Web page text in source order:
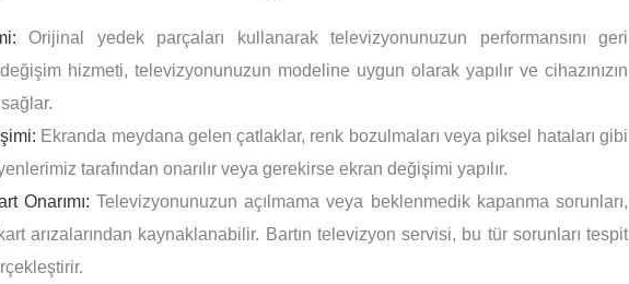
Orijinal yedek parçaları kullanarak televizyonunuzun performansını geri
hizmeti, televizyonunuzun modeline uygun olarak yapılır ve cihazınızın
Ekranda meydana gelen çatlaklar, renk bozulmaları veya piksel hataları gibi
tarafından onarılır veya gerekirse ekran değişimi yapılır.
Onarımı: Televizyonunuzun açılmama veya beklenmedik kapanma sorunları,
arızalarından kaynaklanabilir. Bartın televizyon servisi, bu tür sorunları tespit